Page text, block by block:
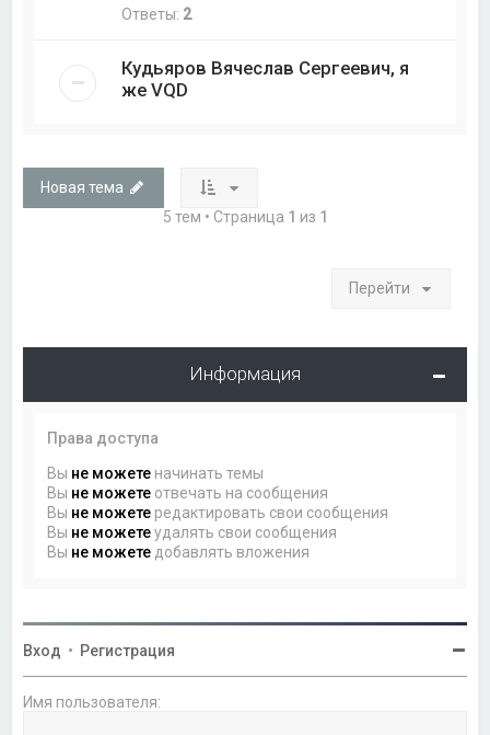
Ответы: 2
Кудьяров Вячеслав Сергеевич, я
же VQD
Новая тема
5 тем • Страница 1 из 1
Перейти
Информация
Права доступа
Вы не можете начинать темы
Вы не можете отвечать на сообщения
Вы не можете редактировать свои сообщения
Вы не можетеудалять свои сообщения
Вы не можете добавлять вложения
Вход • Регистрация
Имя пользователя: